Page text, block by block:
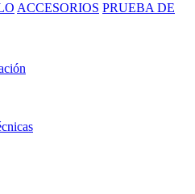
ACCESORIOS PRUEBA DE